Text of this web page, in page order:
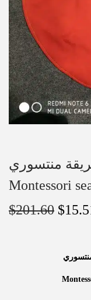
منتسوري
Montessori
$201.60 $